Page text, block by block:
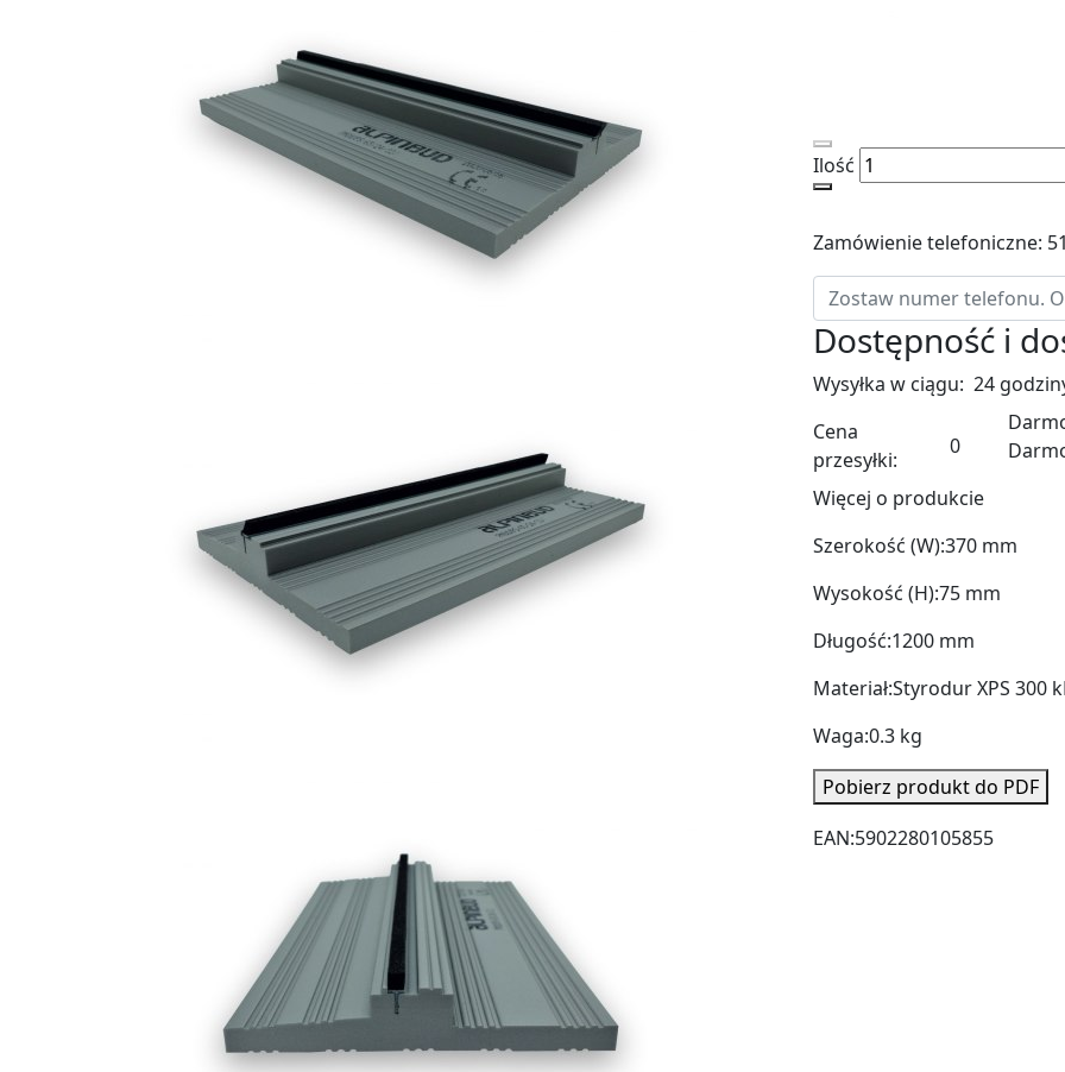
Ilość
Zamówienie telefoniczne:
Dostępność i
Wysyłka w ciągu: 24
Cena
przesyłki:
0
Więcej o produkcie
Szerokość (W):370 mm
Wysokość (H):75 mm
Długość:1200 mm
Materiał:Styrodur XPS 300
Waga:0.3 kg
Pobierz produkt do PDF
EAN:5902280105855